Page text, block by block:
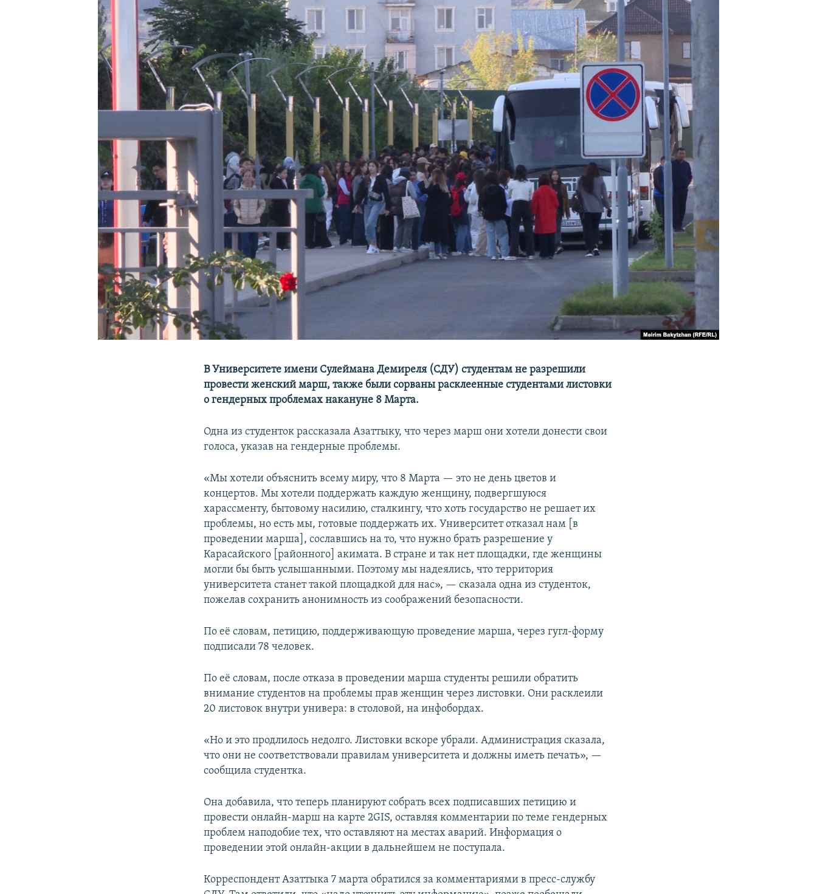
В Университете имени Сулеймана Демиреля (СДУ) студентам не разрешили
провести женский марш, также были сорваны расклеенные студентами листовки
о гендерных проблемах накануне 8 Марта.
Одна из студенток рассказала Азаттыку, что через марш они хотели донести свои
голоса, указав на гендерные проблемы.
«Мы хотели объяснить всему миру, что 8 Марта — это не день цветов и
концертов. Мы хотели поддержать каждую женщину, подвергшуюся
харассменту, бытовому насилию, сталкингу, что хоть государство не решает их
проблемы, но есть мы, готовые поддержать их. Университет отказал нам [в
проведении марша], сославшись на то, что нужно брать разрешение у
Карасайского [районного] акимата. В стране и так нет площадки, где женщины
могли бы быть услышанными. Поэтому мы надеялись, что территория
университета станет такой площадкой для нас», — сказала одна из студенток,
пожелав сохранить анонимность из соображений безопасности.
По её словам, петицию, поддерживающую проведение марша, через гугл-форму
подписали 78 человек.
По её словам, после отказа в проведении марша студенты решили обратить
внимание студентов на проблемы прав женщин через листовки. Они расклеили
20 листовок внутри универа: в столовой, на инфобордах.
«Но и это продлилось недолго. Листовки вскоре убрали. Администрация сказала,
что они не соответствовали правилам университета и должны иметь печать», —
сообщила студентка.
Она добавила, что теперь планируют собрать всех подписавших петицию и
провести онлайн-марш на карте 2GIS, оставляя комментарии по теме гендерных
проблем наподобие тех, что оставляют на местах аварий. Информация о
проведении этой онлайн-акции в дальнейшем не поступала.
Корреспондент Азаттыка 7 марта обратился за комментариями в пресс-службу